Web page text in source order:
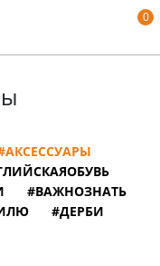
0
#ВАЖНОЗНАТЬ
#ДЕРБИ